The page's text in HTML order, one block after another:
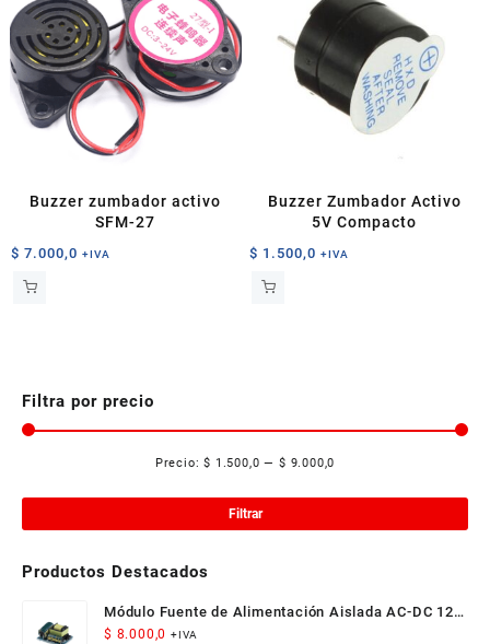
Buzzer zumbador activo
SFM-27
$ 7.000,0 +IVA
Buzzer Zumbador Activo
5V Compacto
$ 1.500,0 +IVA
Filtra por precio
Filtrar
Precio:$ 1.500,0 — $ 9.000,0
Productos Destacados
Módulo Fuente de Alimentación Aislada AC-DC 12V
300mA 3.5W
$ 8.000,0 +IVA